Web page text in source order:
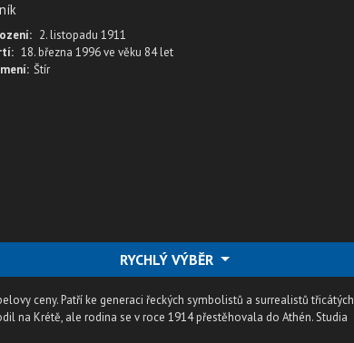
2. listopadu 1911
18. března 1996ve věku 84 let
Štír
RYCHLÝ VÝBĚR
ceny. Patří ke generaci řeckých symbolistů a surrealistů třicátých
na Krétě, ale rodina se v roce 1914 přestěhovala do Athén. Studia